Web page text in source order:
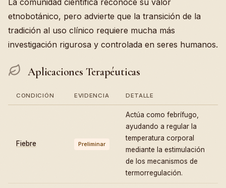
La comunidad científica reconoce su valor
etnobotánico, pero advierte que la transición de la
tradición al uso clínico requiere mucha más
investigación rigurosa y controlada en seres humanos.
Aplicaciones Terapéuticas
CONDICIÓN EVIDENCIA DETALLE
Fiebre Preliminar
Actúa como febrífugo,
ayudando a regular la
temperatura corporal
mediante la estimulación
de los mecanismos de
termorregulación.